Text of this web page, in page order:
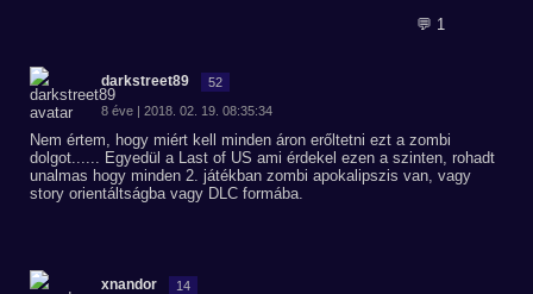
💬 1
darkstreet89 52
8 éve | 2018. 02. 19. 08:35:34
Nem értem, hogy miért kell minden áron erőltetni ezt a zombi
dolgot...... Egyedül a Last of US ami érdekel ezen a szinten, rohadt
unalmas hogy minden 2. játékban zombi apokalipszis van, vagy
story orientáltságba vagy DLC formába.
xnandor 14